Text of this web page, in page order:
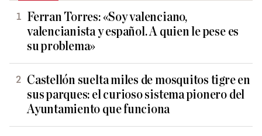
Ferran Torres: «Soy valenciano,
valencianista y español. A quien le pese es
su problema»
Castellón suelta miles de mosquitos tigre en
sus parques: el curioso sistema pionero del
Ayuntamiento que funciona